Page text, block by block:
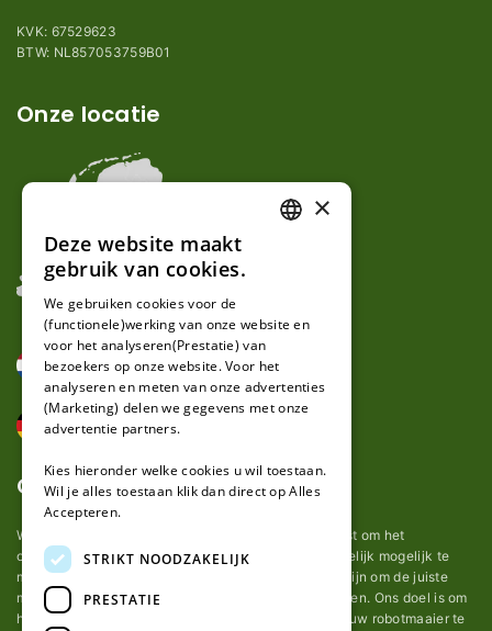
KVK: 67529623
BTW: NL857053759B01
Onze locatie
Over ons
Wij van robotmaaier-mesjes.nl doen ons uiterste best om het
onderhoud van robot grasmaaier mesjes zo gemakkelijk mogelijk te
maken. Uit ervaring merkten we hoe lastig het kan zijn om de juiste
messen voor een automatische grasmachine te vinden. Ons doel is om
het u makkelijk te maken om de goede mesjes voor uw robotmaaier te
GERMAN
×
Deze website maakt
gebruik van cookies.
We gebruiken cookies voor de
(functionele)werking van onze website en
voor het analyseren(Prestatie) van
bezoekers op onze website. Voor het
analyseren en meten van onze advertenties
(Marketing) delen we gegevens met onze
advertentie partners.
Kies hieronder welke cookies u wil toestaan.
Wil je alles toestaan klik dan direct op Alles
Accepteren.
STRIKT NOODZAKELIJK
PRESTATIE